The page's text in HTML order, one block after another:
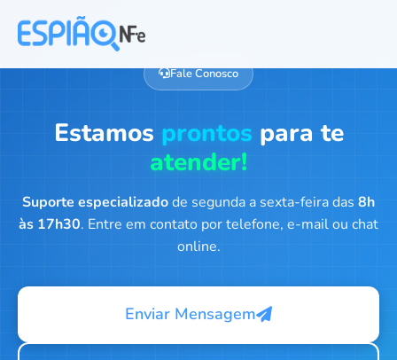
Fale Conosco
Estamos prontos para te
atender!
Suporte especializadode segunda a sexta-feira das 8h
às 17h30. Entre em contato por telefone, e-mail ou chat
online.
Enviar Mensagem